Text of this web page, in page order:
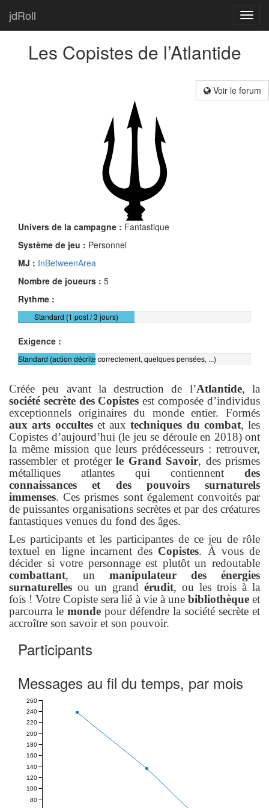
jdRoll
Les Copistes de l’Atlantide
Voir le forum
Univers de la campagne : Fantastique
Système de jeu : Personnel
MJ : InBetweenArea
Nombre de joueurs : 5
Rythme :
Standard (1 post / 3 jours)
Exigence :
Standard (action décrite correctement, quelques pensées, ...)
Créée peu avant la destruction de l’Atlantide, la
société secrète des Copistes est composée d’individus
exceptionnels originaires du monde entier. Formés
aux arts occulteset auxtechniques du combat, les
Copistes d’aujourd’hui (le jeu se déroule en 2018) ont
la même mission que leurs prédécesseurs : retrouver,
rassembler et protégerle Grand Savoir, des prismes
métalliques atlantes qui contiennent des
connaissances et des pouvoirs surnaturels
immenses. Ces prismes sont également convoités par
de puissantes organisations secrètes et par des créatures
fantastiques venues du fond des âges.
Les participants et les participantes de ce jeu de rôle
textuel en ligne incarnent des Copistes. À vous de
décider si votre personnage est plutôt un redoutable
combattant, un manipulateur des énergies
surnaturelles ou un grand érudit, ou les trois à la
fois ! Votre Copiste sera lié à vie à une bibliothèqueet
parcourra le monde pour défendre la société secrète et
accroître son savoir et son pouvoir.
Participants
Messages au fil du temps, par mois
80
100
120
140
160
180
200
220
240
260